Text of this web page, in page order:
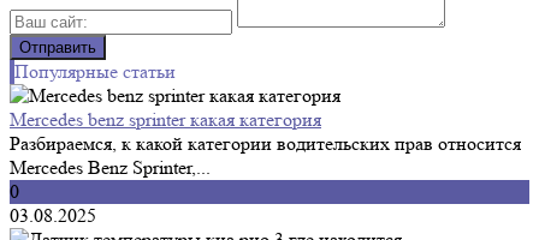
Популярные статьи
Mercedes benz sprinter какая категория
Разбираемся, к какой категории водительских прав относится
Mercedes Benz Sprinter,...
0
03.08.2025